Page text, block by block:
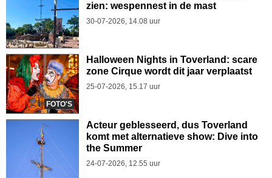
zien: wespennest in de mast
30-07-2026, 14.08 uur
FOTO'S
Halloween Nights in Toverland: scare
zone Cirque wordt dit jaar verplaatst
25-07-2026, 15.17 uur
Acteur geblesseerd, dus Toverland
komt met alternatieve show: Dive into
the Summer
24-07-2026, 12.55 uur